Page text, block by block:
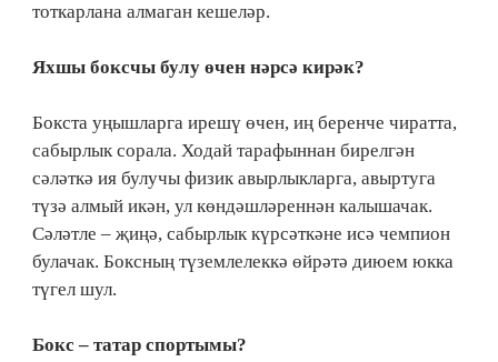
тоткарлана алмаган кешеләр.
Яхшы боксчы булу өчен нәрсә кирәк?
Бокста уңышларга ирешү өчен, иң беренче чиратта,
сабырлык сорала. Ходай тарафыннан бирелгән
сәләткә ия булучы физик авырлыкларга, авыртуга
түзә алмый икән, ул көндәшләреннән калышачак.
Сәләтле – җиңә, сабырлык күрсәткәне исә чемпион
булачак. Боксның түземлелеккә өйрәтә диюем юкка
түгел шул.
Бокс – татар спортымы?